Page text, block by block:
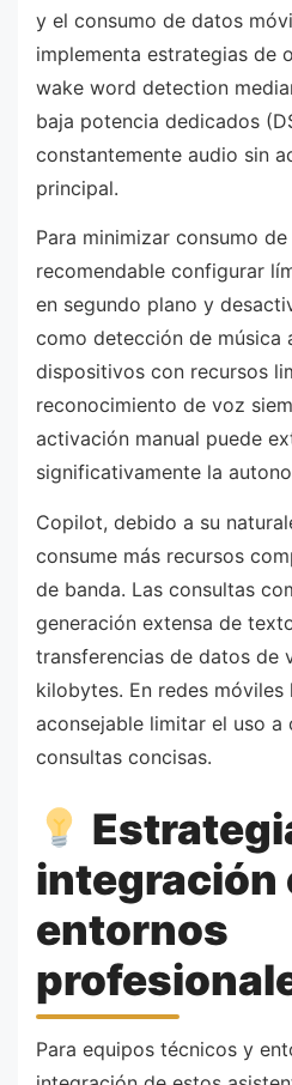
y el consumo de datos
implementa estrategias de
wake word detection
baja potencia dedicados
constantemente audio sin
principal.
Para minimizar consumo
recomendable configurar
en segundo plano y
como detección de música
dispositivos con recursos
reconocimiento de voz
activación manual puede
significativamente la
Copilot, debido a su
consume más recursos
de banda. Las consultas
generación extensa de
transferencias de datos de
kilobytes. En redes móviles
aconsejable limitar el uso a
consultas concisas.
integración
entornos
Para equipos técnicos y